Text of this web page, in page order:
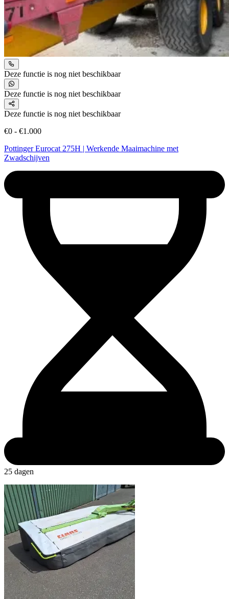
Deze functie is nog niet beschikbaar
Deze functie is nog niet beschikbaar
Deze functie is nog niet beschikbaar
€0 - €1.000
Pottinger Eurocat 275H | Werkende Maaimachine met
Zwadschijven
25 dagen